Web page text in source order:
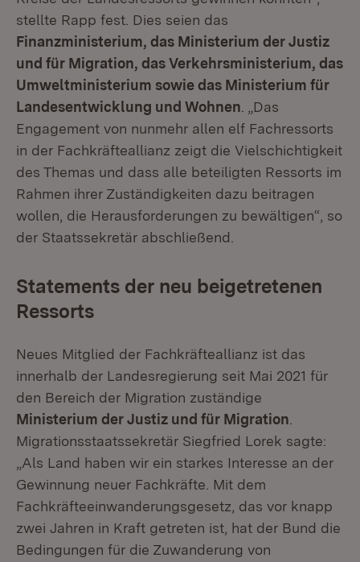
stellte Rapp fest. Dies seien das
Finanzministerium, das Ministerium der Justiz
und für Migration, das Verkehrsministerium, das
Umweltministerium sowie das Ministerium für
Landesentwicklung und Wohnen . „Das
Engagement von nunmehr allen elf Fachressorts
in der Fachkräfteallianz zeigt die Vielschichtigkeit
des Themas und dass alle beteiligten Ressorts im
Rahmen ihrer Zuständigkeiten dazu beitragen
wollen, die Herausforderungen zu bewältigen“, so
der Staatssekretär abschließend.
Statements der neu beigetretenen
Ressorts
Neues Mitglied der Fachkräfteallianz ist das
innerhalb der Landesregierung seit Mai 2021 für
den Bereich der Migration zuständige
Ministerium der Justiz und für Migration
Migrationsstaatssekretär Siegfried Lorek sagte:
„Als Land haben wir ein starkes Interesse an der
Gewinnung neuer Fachkräfte. Mit dem
Fachkräfteeinwanderungsgesetz, das vor knapp
zwei Jahren in Kraft getreten ist, hat der Bund die
Bedingungen für die Zuwanderung von